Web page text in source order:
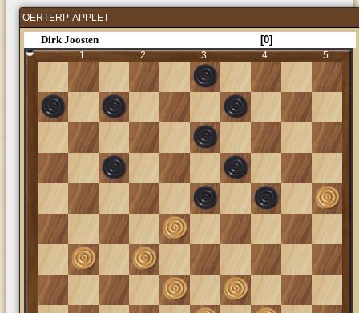
OERTERP-APPLET
Dirk Joosten [0]
1 2 3 4 5
6
16
26
36